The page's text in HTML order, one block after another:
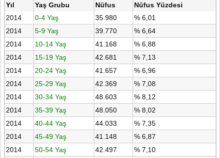
Yıl Yaş Grubu Nüfus
Nüfus Yüzdesi
2014
0-4 Yaş 35.980
% 6,01
2014
5-9 Yaş 39.770
% 6,64
2014
10-14 Yaş 41.168
% 6,88
2014
15-19 Yaş 42.681
% 7,13
2014
20-24 Yaş 41.657
% 6,96
2014
25-29 Yaş 42.369
% 7,08
2014
30-34 Yaş 48.603
% 8,12
2014
35-39 Yaş 48.050
% 8,02
2014
40-44 Yaş 44.033
% 7,35
2014
45-49 Yaş 41.148
% 6,87
2014
50-54 Yaş 42.497
% 7,10